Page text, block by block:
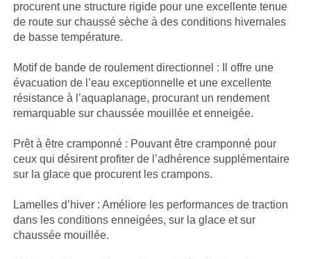
procurent une structure rigide pour une excellente tenue
de route sur chaussé sèche à des conditions hivernales
de basse température.
Motif de bande de roulement directionnel : Il offre une
évacuation de l’eau exceptionnelle et une excellente
résistance à l’aquaplanage, procurant un rendement
remarquable sur chaussée mouillée et enneigée.
Prêt à être cramponné : Pouvant être cramponné pour
ceux qui désirent profiter de l’adhérence supplémentaire
sur la glace que procurent les crampons.
Lamelles d’hiver : Améliore les performances de traction
dans les conditions enneigées, sur la glace et sur
chaussée mouillée.